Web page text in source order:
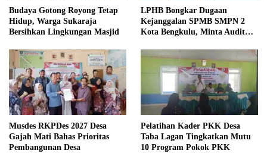
Budaya Gotong Royong Tetap
Hidup, Warga Sukaraja
Bersihkan Lingkungan Masjid
LPHB Bongkar Dugaan
Kejanggalan SPMB SMPN 2
Kota Bengkulu, Minta Audit
Musdes RKPDes 2027 Desa
Gajah Mati Bahas Prioritas
Pembangunan Desa
Pelatihan Kader PKK Desa
Taba Lagan Tingkatkan Mutu
10 Program Pokok PKK